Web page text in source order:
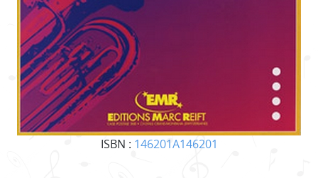
ISBN : 146201A146201